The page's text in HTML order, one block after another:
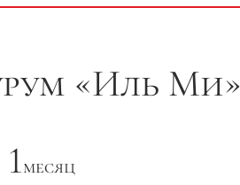
«Иль Ми»
1месяц